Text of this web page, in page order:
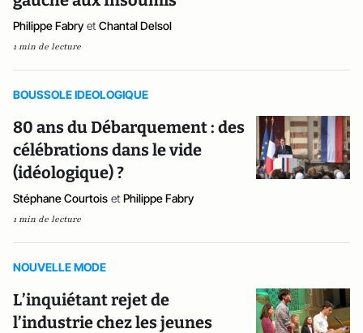
Philippe Fabry et Chantal Delsol
1 min de lecture
BOUSSOLE IDEOLOGIQUE
80 ans du Débarquement : des
célébrations dans le vide
(idéologique) ?
Stéphane Courtois et Philippe Fabry
1 min de lecture
NOUVELLE MODE
L’inquiétant rejet de
l’industrie chez les jeunes